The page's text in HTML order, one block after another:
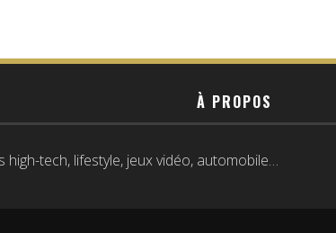
À PROPOS
tech, lifestyle, jeux vidéo, automobile…